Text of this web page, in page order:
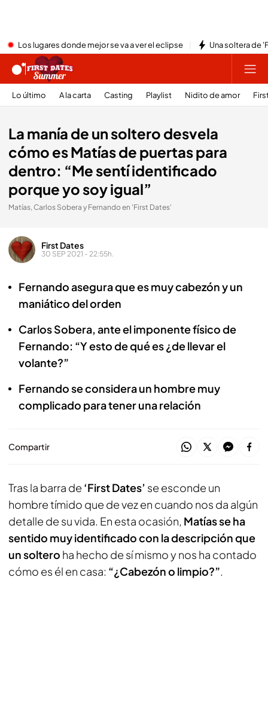
Los lugares donde mejor se va a ver el eclipse Una soltera de
Lo último A la carta Casting Playlist Nidito de amor
La manía de un soltero desvela
cómo es Matías de puertas para
dentro: “Me sentí identificado
porque yo soy igual”
Matías, Carlos Sobera y Fernando en 'First Dates'
First Dates
30 SEP 2021 - 22:55h.
Fernando asegura que es muy cabezón y un
maniático del orden
Carlos Sobera, ante el imponente físico de
Fernando: “Y esto de qué es ¿de llevar el
volante?”
Fernando se considera un hombre muy
complicado para tener una relación
Compartir
Tras la barra de ‘First Dates’ se esconde un
hombre tímido que de vez en cuando nos da algún
detalle de su vida. En esta ocasión, Matías se ha
sentido muy identificado con la descripción que
un soltero ha hecho de sí mismo y nos ha contado
cómo es él en casa: “¿Cabezón o limpio?”.